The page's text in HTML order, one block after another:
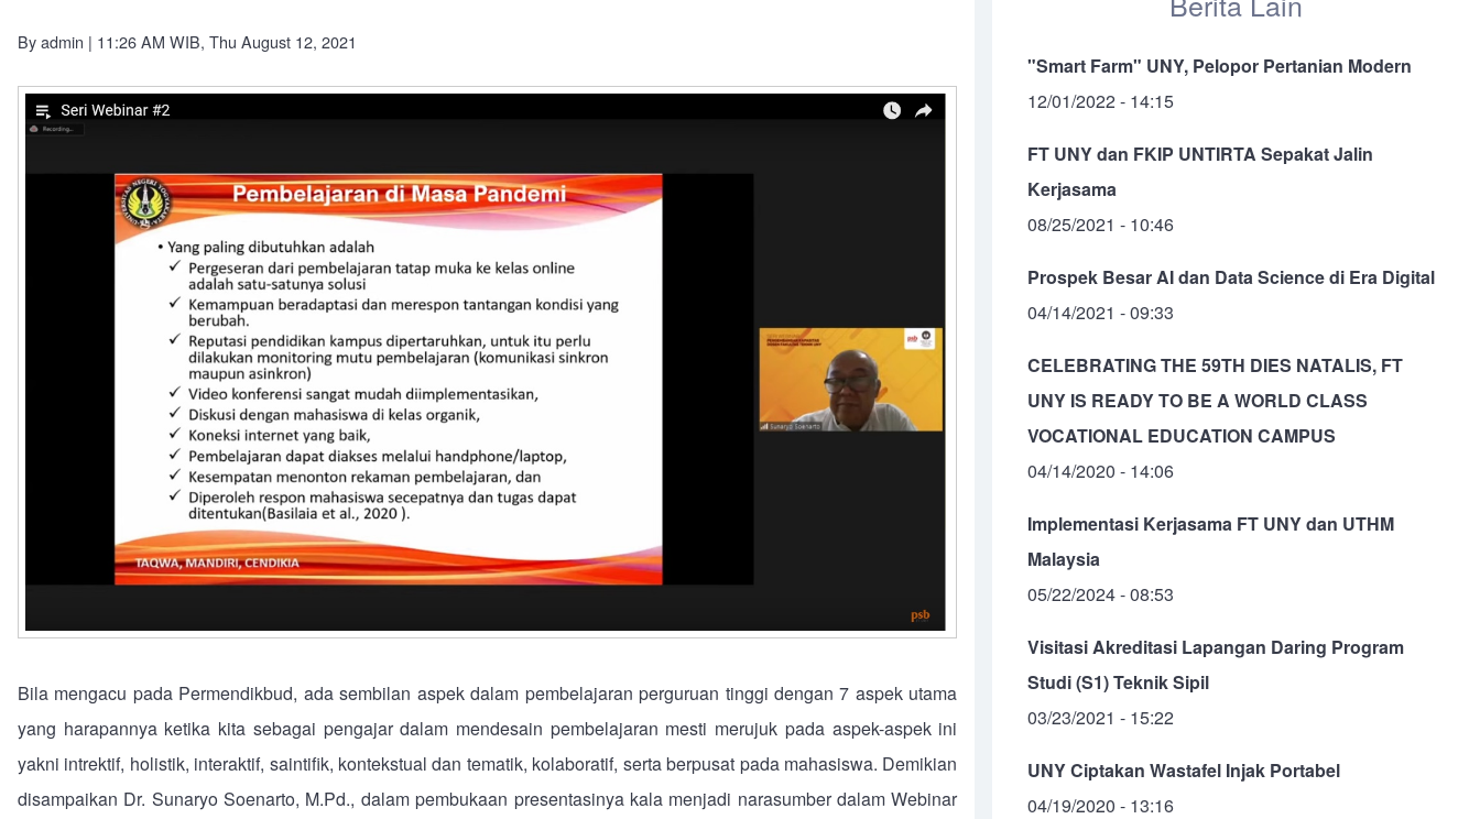
Byadmin | 11:26 AM WIB, Thu August 12, 2021
Bila mengacu pada Permendikbud, ada sembilan aspek dalam pembelajaran perguruan tinggi dengan 7 aspek utama
yang harapannya ketika kita sebagai pengajar dalam mendesain pembelajaran mesti merujuk pada aspek-aspek ini
yakni intrektif, holistik, interaktif, saintifik, kontekstual dan tematik, kolaboratif, serta berpusat pada mahasiswa. Demikian
disampaikan Dr. Sunaryo Soenarto, M.Pd., dalam pembukaan presentasinya kala menjadi narasumber dalam Webinar
"Smart Farm" UNY, Pelopor Pertanian Modern
12/01/2022 - 14:15
FT UNY dan FKIP UNTIRTA Sepakat Jalin
Kerjasama
08/25/2021 - 10:46
Prospek Besar AI dan Data Science di Era Digital
04/14/2021 - 09:33
CELEBRATING THE 59TH DIES NATALIS, FT
UNY IS READY TO BE A WORLD CLASS
VOCATIONAL EDUCATION CAMPUS
04/14/2020 - 14:06
Implementasi Kerjasama FT UNY dan UTHM
Malaysia
05/22/2024 - 08:53
Visitasi Akreditasi Lapangan Daring Program
Studi (S1) Teknik Sipil
03/23/2021 - 15:22
UNY Ciptakan Wastafel Injak Portabel
04/19/2020 - 13:16